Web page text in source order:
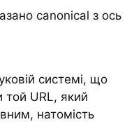
canonical з ось
системі, що
той URL, який
натомість